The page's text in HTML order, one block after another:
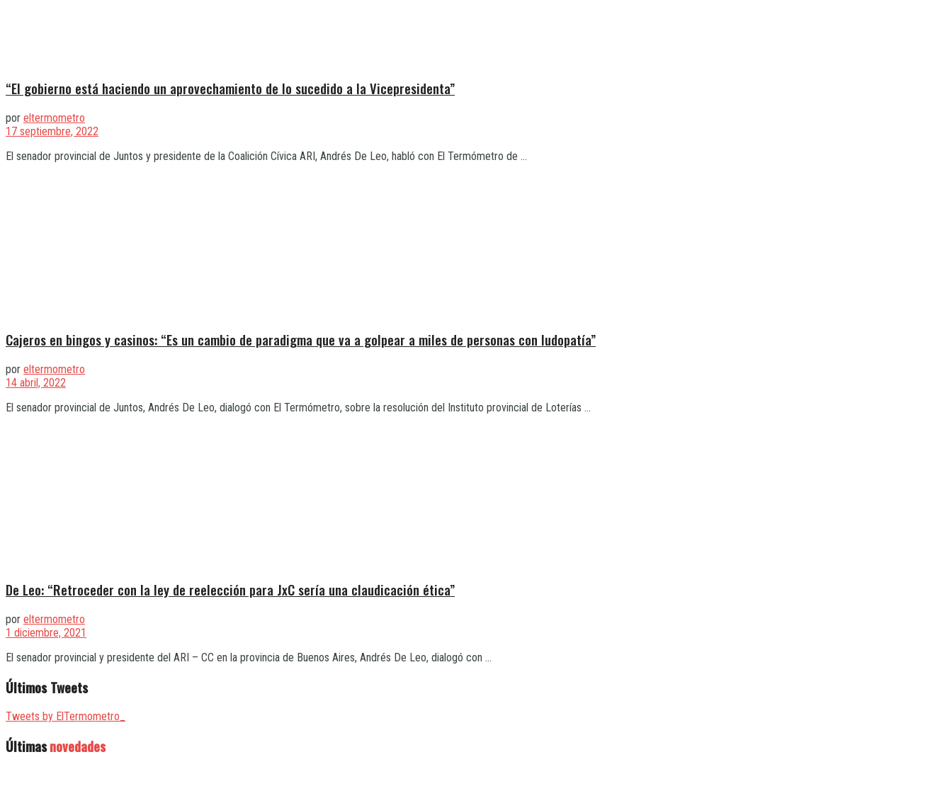
“El gobierno está haciendo un aprovechamiento de lo sucedido a la Vicepresidenta”
por eltermometro
17 septiembre, 2022
El senador provincial de Juntos y presidente de la Coalición Cívica ARI, Andrés De Leo, habló con El Termómetro de ...
Cajeros en bingos y casinos: “Es un cambio de paradigma que va a golpear a miles de personas con ludopatía”
por eltermometro
14 abril, 2022
El senador provincial de Juntos, Andrés De Leo, dialogó con El Termómetro, sobre la resolución del Instituto provincial de Loterías ...
De Leo: “Retroceder con la ley de reelección para JxC sería una claudicación ética”
por eltermometro
1 diciembre, 2021
El senador provincial y presidente del ARI – CC en la provincia de Buenos Aires, Andrés De Leo, dialogó con ...
Últimos Tweets
Tweets by ElTermometro_
Últimasnovedades